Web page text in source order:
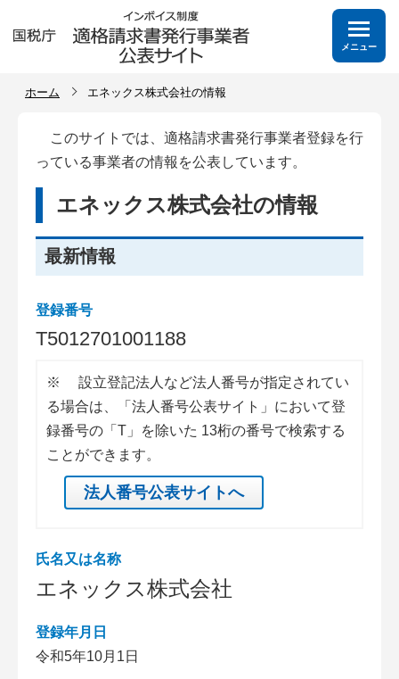
メニュー
ホーム エネックス株式会社の情報
このサイトでは、適格請求書発行事業者登録を行
っている事業者の情報を公表しています。
エネックス株式会社の情報
最新情報
登録番号
T5012701001188
※
設立登記法人など法人番号が指定されてい
る場合は、「法人番号公表サイト」において登
録番号の「T」を除いた 13桁の番号で検索する
ことができます。
法人番号公表サイトへ
氏名又は名称
エネックス株式会社
登録年月日
令和5年10月1日